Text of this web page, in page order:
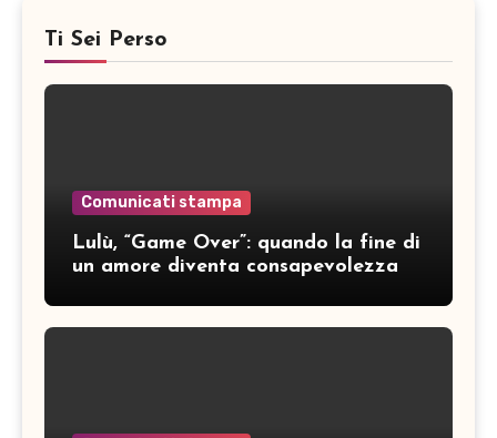
Ti Sei Perso
Comunicati stampa
Lulù, “Game Over”: quando la fine di
un amore diventa consapevolezza